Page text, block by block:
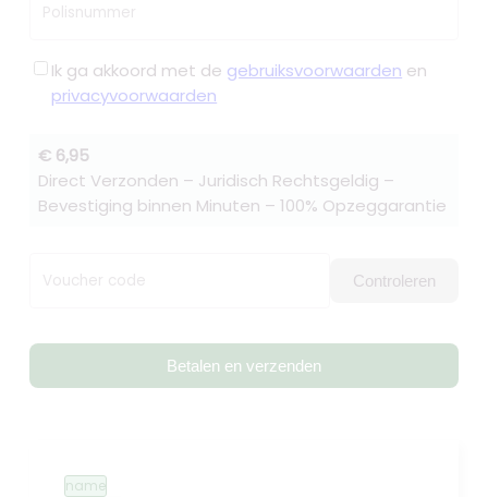
Polisnummer
Ik ga akkoord met de gebruiksvoorwaarden en
privacyvoorwaarden
€ 6,95
Direct Verzonden – Juridisch Rechtsgeldig –
Bevestiging binnen Minuten – 100% Opzeggarantie
Voucher code Controleren
Betalen en verzenden
name